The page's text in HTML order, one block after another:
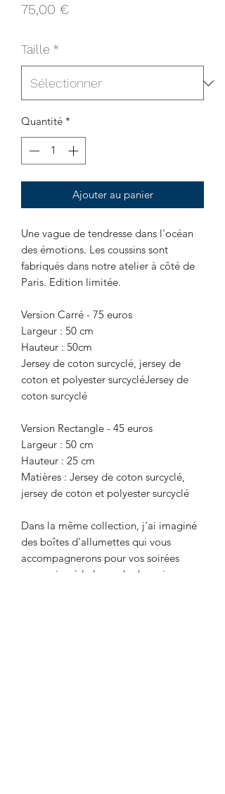
75,00 €
Taille *
Quantité *
Ajouter au panier
Une vague de tendresse dans l'océan
des émotions. Les coussins sont
fabriqués dans notre atelier à côté de
Paris. Edition limitée.
Version Carré - 75 euros
Largeur : 50 cm
Hauteur : 50cm
Jersey de coton surcyclé, jersey de
coton et polyester surcycléJersey de
coton surcyclé
Version Rectangle - 45 euros
Largeur : 50 cm
Hauteur : 25 cm
Matières : Jersey de coton surcyclé,
jersey de coton et polyester surcyclé
Dans la même collection, j'ai imaginé
des boîtes d'allumettes qui vous
accompagnerons pour vos soirées
cocooning à la lueur des bougies.